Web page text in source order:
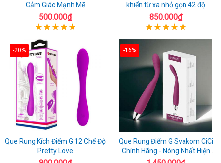
Cảm Giác Mạnh Mẽ
500.000₫
khiển từ xa nhỏ gọn 42 độ
850.000₫
-20%
Que Rung Kích Điểm G 12 Chế Độ
Pretty Love
-16%
Que Rung Điểm G Svakom CiCi
Chính Hãng - Nóng Nhất Hiện
Nay